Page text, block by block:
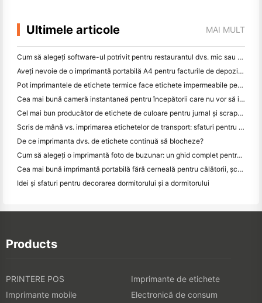
Ultimele articole MAI MULT
Cum să alegeți software-ul potrivit pentru restaurantul dvs. mic sau mediu
Aveți nevoie de o imprimantă portabilă A4 pentru facturile de depozit? Ce funcționează de fapt
Pot imprimantele de etichete termice face etichete impermeabile pentru produsele de afaceri mici?
Cea mai bună cameră instantaneă pentru începătorii care nu vor să irosească hârtia
Cel mai bun producător de etichete de culoare pentru jurnal și scrapbooking: adăugați mai multe culori la fiecare pagină
Scris de mână vs. imprimarea etichetelor de transport: sfaturi pentru întreprinderile mici în 2026
De ce imprimanta dvs. de etichete continuă să blocheze?
Cum să alegeți o imprimantă foto de buzunar: un ghid complet pentru utilizatorii de jurnal, călătorii și iPhone
Cea mai bună imprimantă portabilă fără cerneală pentru călătorii, școală și lucru mobil: Hanin MT620 Pro Review
Idei și sfaturi pentru decorarea dormitorului și a dormitorului
Products
PRINTERE POS
Imprimante de etichete
Imprimante mobile
Electronică de consum